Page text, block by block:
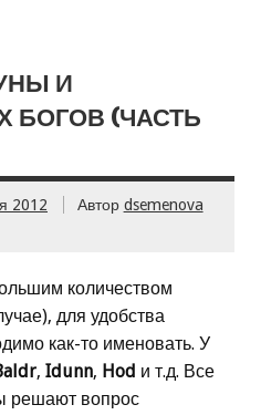
И
БОГОВ (ЧАСТЬ
2012 Автор dsemenova
количеством
для удобства
как-то именовать. У
, Idunn, Hod и т.д. Все
решают вопрос